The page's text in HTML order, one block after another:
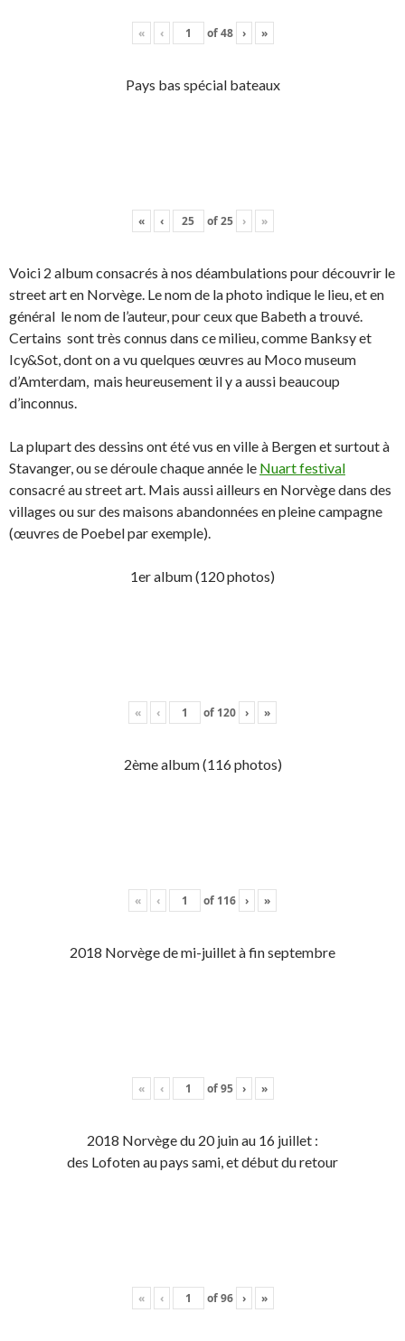
« ‹ of48 › »
Pays bas spécial bateaux
« ‹ of25 › »
Voici 2 album consacrés à nos déambulations pour découvrir le
street art en Norvège. Le nom de la photo indique le lieu, et en
général le nom de l’auteur, pour ceux que Babeth a trouvé.
Certains sont très connus dans ce milieu, comme Banksy et
Icy&Sot, dont on a vu quelques œuvres au Moco museum
d’Amterdam, mais heureusement il y a aussi beaucoup
d’inconnus.
La plupart des dessins ont été vus en ville à Bergen et surtout à
Stavanger, ou se déroule chaque année le Nuart festival
consacré au street art. Mais aussi ailleurs en Norvège dans des
villages ou sur des maisons abandonnées en pleine campagne
(œuvres de Poebel par exemple).
1er album (120 photos)
« ‹ of 120 › »
2ème album (116 photos)
« ‹ of 116 › »
2018 Norvège de mi-juillet à fin septembre
« ‹ of95 › »
2018 Norvège du 20 juin au 16 juillet :
des Lofoten au pays sami, et début du retour
« ‹ of96 › »